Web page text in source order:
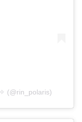
(@rin_polaris)